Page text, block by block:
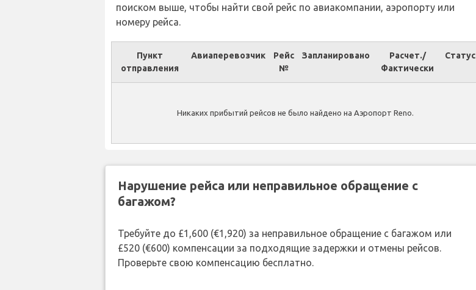
поиском выше, чтобы найти свой рейс по авиакомпании, аэропорту или
номеру рейса.
Пункт
отправления
Авиаперевозчик
Рейс
№
Запланировано
Расчет./
Фактически
Статус
Никаких прибытий рейсов не было найдено на Аэропорт Reno.
Нарушение рейса или неправильное обращение с
багажом?
Требуйте до £1,600 (€1,920) за неправильное обращение с багажом или
£520 (€600) компенсации за подходящие задержки и отмены рейсов.
Проверьте свою компенсацию бесплатно.